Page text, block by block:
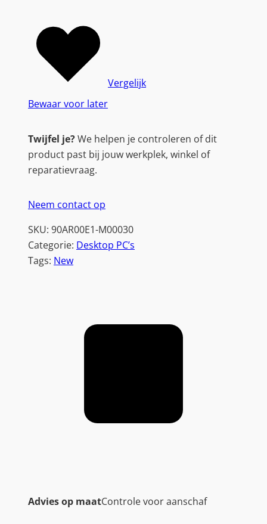
Bewaar voor later
Vergelijk
Twijfel je?We helpen je controleren of dit
product past bij jouw werkplek, winkel of
reparatievraag.
Neem contact op
SKU: 90AR00E1-M00030
Categorie: Desktop PC’s
Tags: New
Advies op maatControle voor aanschaf